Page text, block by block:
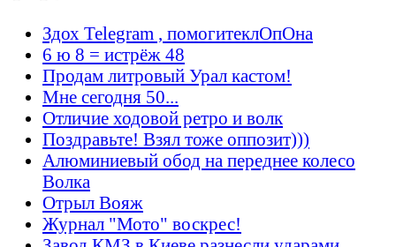
Здох Telegram , помогитеклОпОна
6 ю 8 = истрёж 48
Продам литровый Урал кастом!
Мне сегодня 50...
Отличие ходовой ретро и волк
Поздравьте! Взял тоже оппозит)))
Алюминиевый обод на переднее колесо
Волка
Отрыл Вояж
Журнал "Мото" воскрес!